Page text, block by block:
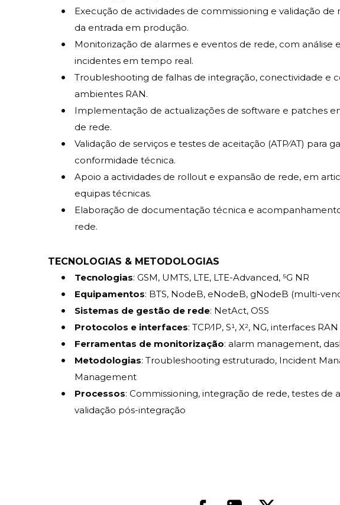
Execução de actividades de commissioning e validação de
da entrada em produção.
Monitorização de alarmes e eventos de rede, com análise
incidentes em tempo real.
Troubleshooting de falhas de integração, conectividade e
ambientes RAN.
Implementação de actualizações de software e patches
de rede.
Validação de serviços e testes de aceitação (ATP/AT) para
conformidade técnica.
Apoio a actividades de rollout e expansão de rede, em
equipas técnicas.
Elaboração de documentação técnica e
rede.
TECNOLOGIAS & METODOLOGIAS
Tecnologias: GSM, UMTS, LTE, LTE-Advanced, 5G NR
Equipamentos: BTS, NodeB, eNodeB, gNodeB (multi-
Sistemas de gestão de rede: NetAct, OSS
Protocolos e interfaces: TCP/IP, S1, X2, NG, interfaces RAN
Ferramentas de monitorização: alarm management,
Metodologias: Troubleshooting estruturado, Incident
Management
Processos: Commissioning, integração de rede, testes de
validação pós-integração